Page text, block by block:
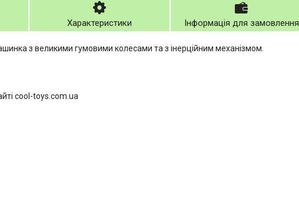
Характеристики Інформація для замовлення
з великими гумовими колесами та з інерційним механізмом.
cool-toys.com.ua